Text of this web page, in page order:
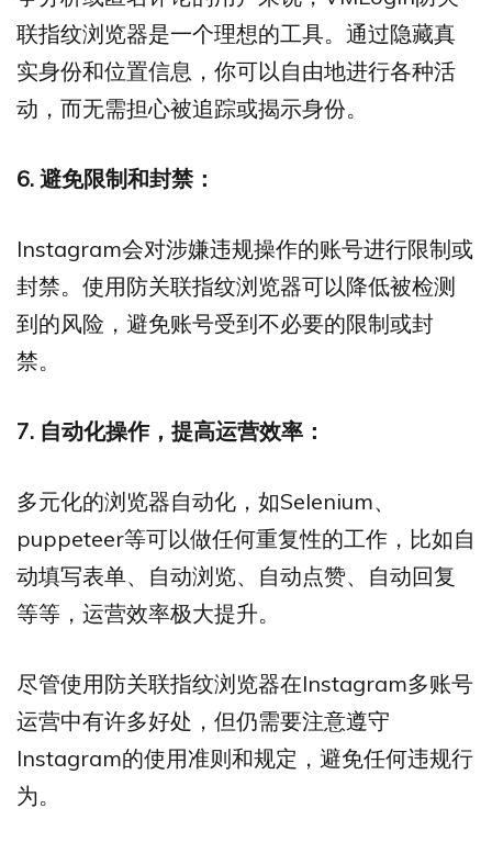
联指纹浏览器是一个理想的工具。通过隐藏真
实身份和位置信息，你可以自由地进行各种活
动，而无需担心被追踪或揭示身份。
6. 避免限制和封禁：
Instagram会对涉嫌违规操作的账号进行限制或
封禁。使用防关联指纹浏览器可以降低被检测
到的风险，避免账号受到不必要的限制或封
禁。
7. 自动化操作，提高运营效率：
多元化的浏览器自动化，如Selenium、
puppeteer等可以做任何重复性的工作，比如自
动填写表单、自动浏览、自动点赞、自动回复
等等，运营效率极大提升。
尽管使用防关联指纹浏览器在Instagram多账号
运营中有许多好处，但仍需要注意遵守
Instagram的使用准则和规定，避免任何违规行
为。